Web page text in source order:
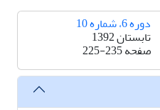
دوره 6، شماره 10
تابستان 1392
صفحه225-235